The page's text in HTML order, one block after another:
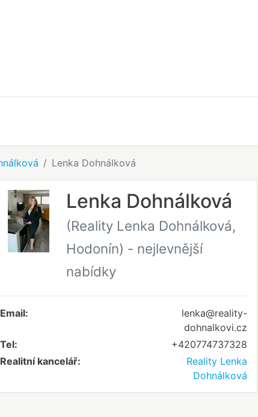
Lenka Dohnálková
Lenka Dohnálková
(Reality Lenka Dohnálková,
Hodonín) - nejlevnější
nabídky
Email:
lenka@reality-
dohnalkovi.cz
Tel:
+420774737328
Realitní kancelář:
Reality Lenka
Dohnálková